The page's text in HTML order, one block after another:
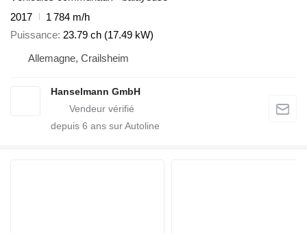
2017
1 784 m/h
Puissance 23.79 ch (17.49 kW)
Allemagne, Crailsheim
Hanselmann GmbH
depuis 6 ans sur Autoline